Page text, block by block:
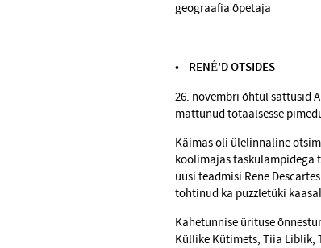
geograafia õpetaja
• RENÉ'D OTSIDES
26. novembri õhtul sattusid
mattunud totaalsesse
Käimas oli ülelinnaline
koolimajas taskulampidega
uusi teadmisi Rene
tohtinud ka puzzletüki
Kahetunnise ürituse
Küllike Kütimets, Tiia Liblik,